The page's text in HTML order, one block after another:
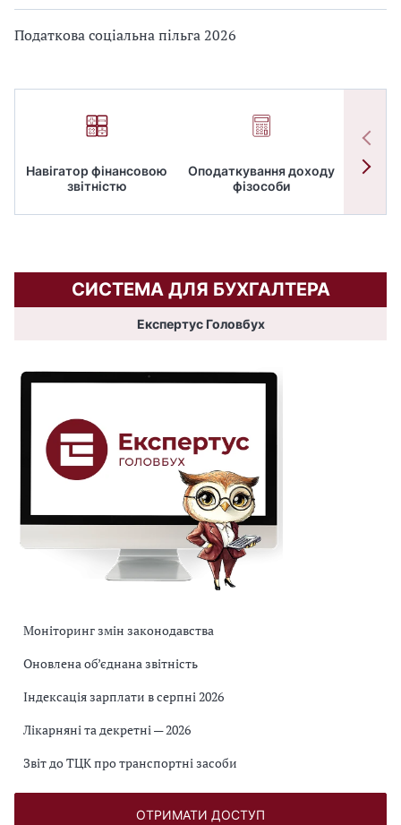
Податкова соціальна пільга 2026
Навігатор фінансовою
звітністю
Оподаткування доходу
фізособи
СИСТЕМА ДЛЯ БУХГАЛТЕРА
Експертус Головбух
Моніторинг змін законодавства
Оновлена об’єднана звітність
Індексація зарплати в серпні 2026
Лікарняні та декретні — 2026
Звіт до ТЦК про транспортні засоби
ОТРИМАТИ ДОСТУП